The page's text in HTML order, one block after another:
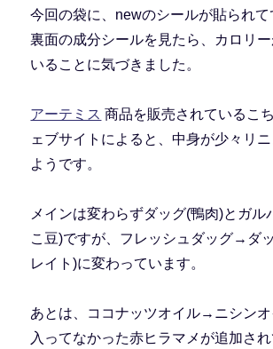
今回の袋に、newのシールが貼られて
裏面の成分シールを見たら、カロリ
いることに気づきました。
アーテミス 商品を販売されているこ
ェブサイトによると、中身が少々リ
ようです。
メインは変わらずダッグ(鴨肉)とガル
こ豆)ですが、フレッシュダッグ→ダ
レイト)に変わっています。
あとは、ココナッツオイル→ニシン
入ってなかった赤ヒラマメが追加され